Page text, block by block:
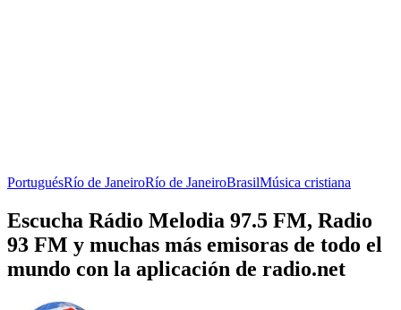
PortuguésRío de JaneiroRío de JaneiroBrasilMúsica cristiana
Escucha Rádio Melodia 97.5 FM, Radio
93 FM y muchas más emisoras de todo el
mundo con la aplicación de radio.net